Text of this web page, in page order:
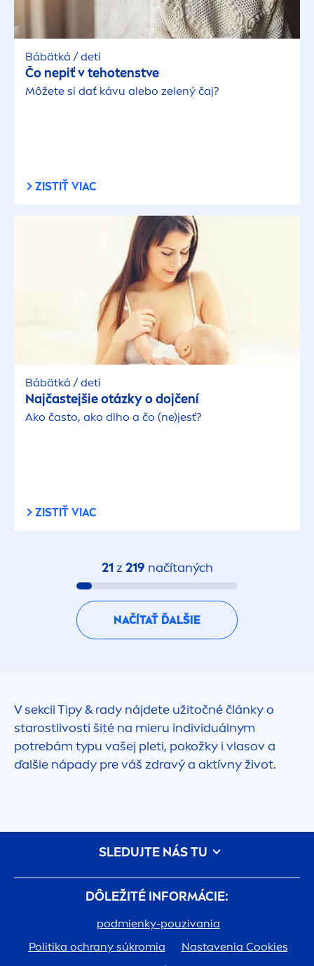
Bábätká / deti
Čo nepiť v tehotenstve
Môžete si dať kávu alebo zelený čaj?
ZISTIŤ VIAC
Bábätká / deti
Najčastejšie otázky o dojčení
Ako často, ako dlho a čo (ne)jesť?
ZISTIŤ VIAC
21 z 219 načítaných
NAČÍTAŤ ĎALŠIE
V sekcii Tipy & rady nájdete užitočné články o
starostlivosti šité na mieru individuálnym
potrebám typu vašej pleti, pokožky i vlasov a
ďalšie nápady pre váš zdravý a aktívny život.
DÔLEŽITÉ INFORMÁCIE:
podmienky-pouzivania
Politika ochrany súkromia
Nastavenia Cookies
SLEDUJTE NÁS TU